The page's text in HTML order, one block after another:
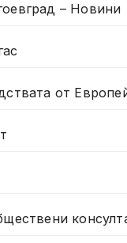
– Новини
от